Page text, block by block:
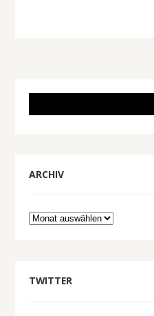
ARCHIV
Archiv
TWITTER